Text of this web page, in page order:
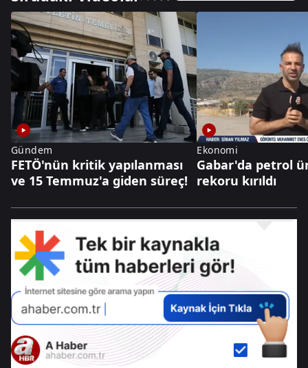
Gündem
FETÖ'nün kritik yapılanması
ve 15 Temmuz'a giden süreç!
Ekonomi
Gabar'da petrol
rekoru kırıldı